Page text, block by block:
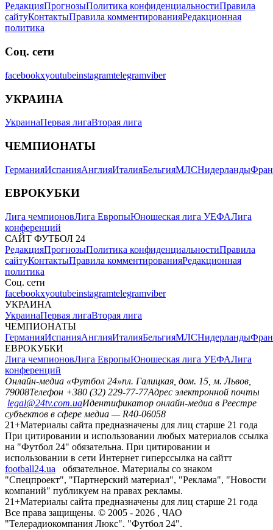
РедакцияПрогнозыПолитика конфиденциальностиПравила
сайтуКонтактыПравила комментированияРедакционная
политика
Соц. сети
facebookxyoutubeinstagramtelegramviber
УКРАИНА
УкраинаПервая лигаВторая лига
ЧЕМПИОНАТЫ
ГерманияИспанияАнглияИталияБельгияМЛСНидерланды
ЕВРОКУБКИ
Лига чемпионовЛига ЕвропыЮношеская лига УЕФАЛига
конференций
САЙТ ФУТБОЛ 24
РедакцияПрогнозыПолитика конфиденциальностиПравила
сайтуКонтактыПравила комментированияРедакционная
политика
Соц. сети
facebookxyoutubeinstagramtelegramviber
УКРАИНА
УкраинаПервая лигаВторая лига
ЧЕМПИОНАТЫ
ГерманияИспанияАнглияИталияБельгияМЛСНидерланды
ЕВРОКУБКИ
Лига чемпионовЛига ЕвропыЮношеская лига УЕФАЛига
конференций
Онлайн-медиа «Футбол 24»пл. Галицкая, дом. 15, м. Львов,
79008Телефон +380 (32) 229-77-77Адрес электронной почты
legal@24tv.com.uaИдентификатор онлайн-медиа в Реестре
субъектов в сфере медиа — R40-06058
21+Материалы сайта предназначены для лиц старше 21 года
При цитировании и использовании любых материалов ссылка
на "Футбол 24" обязательна. При цитировании и
использовании в сети Интернет гиперссылка на сайтт
football24.ua
обязательное. Материалы со знаком
"Спецпроект", "Партнерский материал", "Реклама", "Новости
компаний" публикуем на правах рекламы.
21+Материалы сайта предназначены для лиц старше 21 года
Все права защищены. © 2005 - 2026 , ЧАО
"Телерадиокомпания Люкс". "Футбол 24".